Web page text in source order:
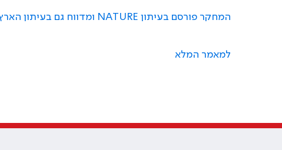
המחקר פורסם בעיתון NATURE ומדווח גם בעיתון הארץ
למאמר המלא